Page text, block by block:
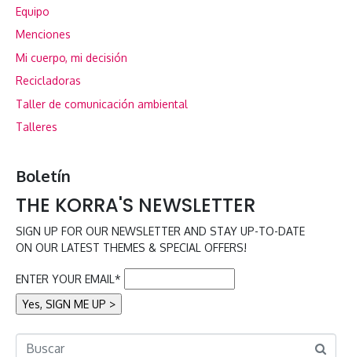
Equipo
Menciones
Mi cuerpo, mi decisión
Recicladoras
Taller de comunicación ambiental
Talleres
Boletín
THE KORRA'S NEWSLETTER
SIGN UP FOR OUR NEWSLETTER AND STAY UP-TO-DATE
ON OUR LATEST THEMES & SPECIAL OFFERS!
ENTER YOUR EMAIL*